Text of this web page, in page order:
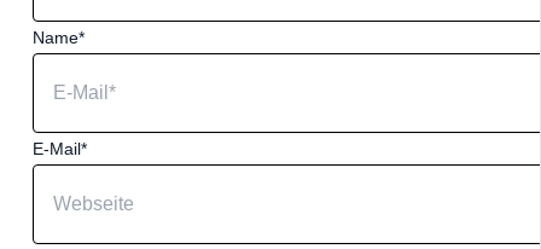
Name*
E-Mail*